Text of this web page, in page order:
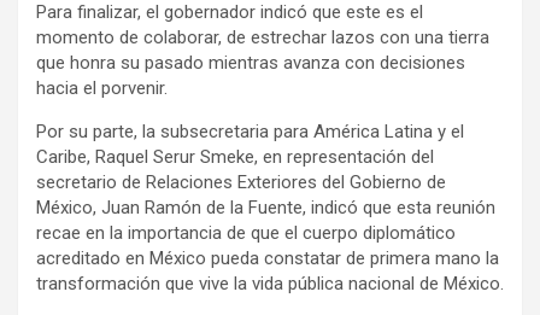
Para finalizar, el gobernador indicó que este es el
momento de colaborar, de estrechar lazos con una tierra
que honra su pasado mientras avanza con decisiones
hacia el porvenir.
Por su parte, la subsecretaria para América Latina y el
Caribe, Raquel Serur Smeke, en representación del
secretario de Relaciones Exteriores del Gobierno de
México, Juan Ramón de la Fuente, indicó que esta reunión
recae en la importancia de que el cuerpo diplomático
acreditado en México pueda constatar de primera mano la
transformación que vive la vida pública nacional de México.